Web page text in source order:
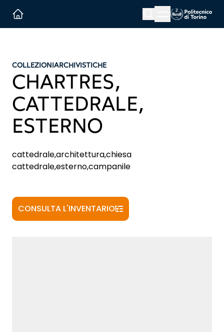
Menu button
COLLEZIONIARCHIVISTICHE
CHARTRES,
CATTEDRALE,
ESTERNO
cattedrale,architettura,chiesa
cattedrale,esterno,campanile
CONSULTA L'INVENTARIO